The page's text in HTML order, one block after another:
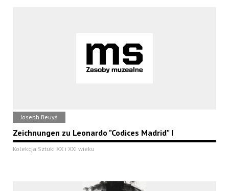
Joseph Beuys
Zeichnungen zu Leonardo "Codices Madrid" I
Kolekcja Sztuki XX i XXI wieku